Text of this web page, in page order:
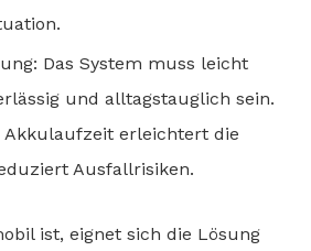
Das System muss leicht
und alltagstauglich sein.
Akkulaufzeit erleichtert die
Ausfallrisiken.
ist, eignet sich die Lösung